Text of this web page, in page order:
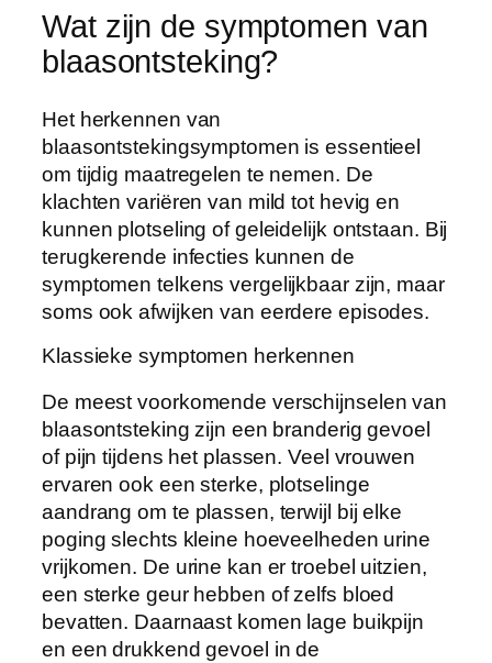
Wat zijn de symptomen van
blaasontsteking?
Het herkennen van
blaasontstekingsymptomen is essentieel
om tijdig maatregelen te nemen. De
klachten variëren van mild tot hevig en
kunnen plotseling of geleidelijk ontstaan. Bij
terugkerende infecties kunnen de
symptomen telkens vergelijkbaar zijn, maar
soms ook afwijken van eerdere episodes.
Klassieke symptomen herkennen
De meest voorkomende verschijnselen van
blaasontsteking zijn een branderig gevoel
of pijn tijdens het plassen. Veel vrouwen
ervaren ook een sterke, plotselinge
aandrang om te plassen, terwijl bij elke
poging slechts kleine hoeveelheden urine
vrijkomen. De urine kan er troebel uitzien,
een sterke geur hebben of zelfs bloed
bevatten. Daarnaast komen lage buikpijn
en een drukkend gevoel in de